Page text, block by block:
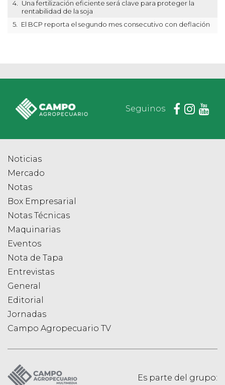
4.
Una fertilización eficiente será clave para proteger la
rentabilidad de la soja
5.
El BCP reporta el segundo mes consecutivo con deflación
Seguinos
Noticias
Mercado
Notas
Box Empresarial
Notas Técnicas
Maquinarias
Eventos
Nota de Tapa
Entrevistas
General
Editorial
Jornadas
Campo Agropecuario TV
Es parte del grupo: